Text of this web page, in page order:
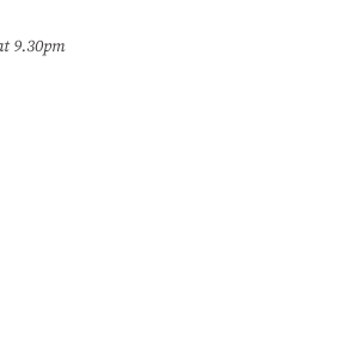
9.30pm